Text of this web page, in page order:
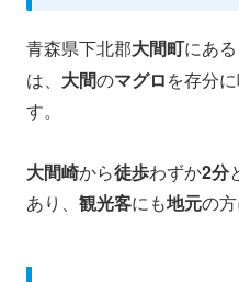
青森県下北郡大間町にあ
は、 大間のマグロを存分
す。
大間崎から徒歩わずか2分
あり、 観光客にも地元の